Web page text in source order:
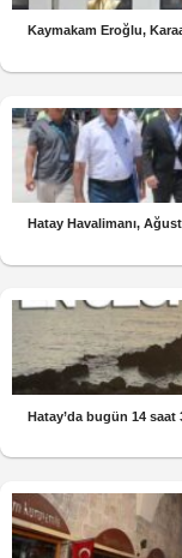
Kaymakam Eroğlu,
Hatay Havalimanı,
Hatay’da bugün 14